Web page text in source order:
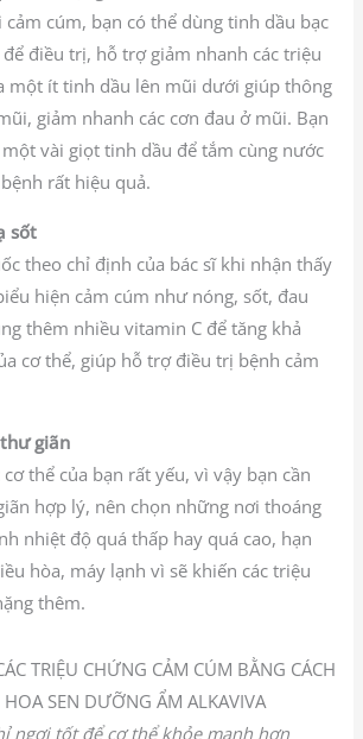
cảm cúm, bạn có thể dùng tinh dầu bạc
điều trị, hỗ trợ giảm nhanh các triệu
một ít tinh dầu lên mũi dưới giúp thông
giảm nhanh các cơn đau ở mũi. Bạn
vài giọt tinh dầu để tắm cùng nước
rất hiệu quả.
sốt
theo chỉ định của bác sĩ khi nhận thấy
hiện cảm cúm như nóng, sốt, đau
thêm nhiều vitamin C để tăng khả
cơ thể, giúp hỗ trợ điều trị bệnh cảm
giãn
thể của bạn rất yếu, vì vậy bạn cần
hợp lý, nên chọn những nơi thoáng
nhiệt độ quá thấp hay quá cao, hạn
hòa, máy lạnh vì sẽ khiến các triệu
thêm.
ngơi tốt để cơ thể khỏe mạnh hơn